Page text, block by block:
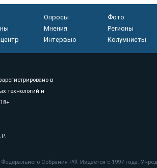
Опросы
Фото
Мнения
Регионы
Интервью Колумнисты
в
технологий и
Собрания РФ. Издается с 1997 года.